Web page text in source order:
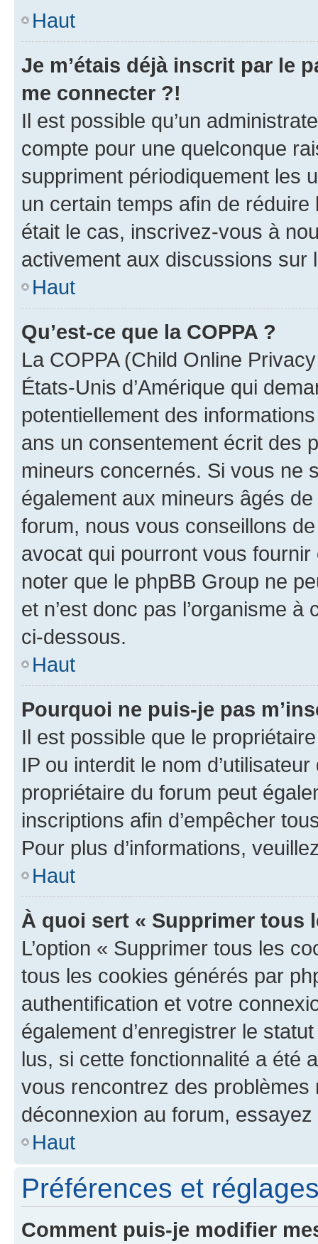
Haut
Je m’étais déjà inscrit par le
me connecter ?!
Il est possible qu’un
compte pour une quelconque
suppriment périodiquement les
un certain temps afin de
était le cas, inscrivez-vous à
activement aux discussions sur
Haut
Qu’est-ce que la COPPA ?
La COPPA (Child Online
États-Unis d’Amérique qui
potentiellement des
ans un consentement écrit des
mineurs concernés. Si vous ne
également aux mineurs âgés
forum, nous vous conseillons
avocat qui pourront vous
noter que le phpBB Group ne
et n’est donc pas l’organisme
ci-dessous.
Haut
Pourquoi ne puis-je pas
Il est possible que le
IP ou interdit le nom
propriétaire du forum peut
inscriptions afin d’empêcher
Pour plus d’informations,
Haut
À quoi sert « Supprimer tous
L’option « Supprimer tous les
tous les cookies générés par
authentification et votre
également d’enregistrer le
lus, si cette fonctionnalité a été
vous rencontrez des
déconnexion au forum,
Haut
Préférences et
Comment puis-je modifier